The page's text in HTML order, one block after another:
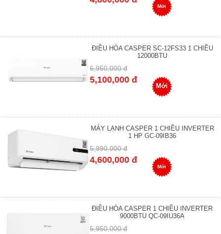
Mới
ĐIỀU HÒA CASPER SC-12FS33 1 CHIỀU
12000BTU
6,950,000 đ
5,100,000 đ
Mới
MÁY LẠNH CASPER 1 CHIỀU INVERTER
1 HP GC-09IB36
5,990,000 đ
4,600,000 đ
Mới
ĐIỀU HÒA CASPER 1 CHIỀU INVERTER
9000BTU QC-09IU36A
5,950,000 đ